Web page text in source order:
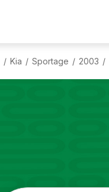
/ Kia / Sportage / 2003 /